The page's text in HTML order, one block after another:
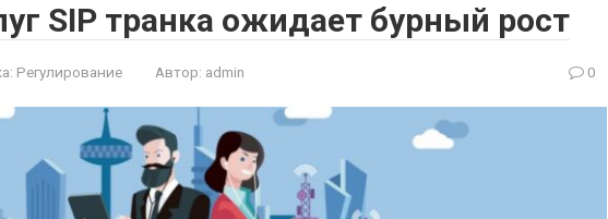
SIP транка ожидает бурный рост
Регулирование Автор: admin 0